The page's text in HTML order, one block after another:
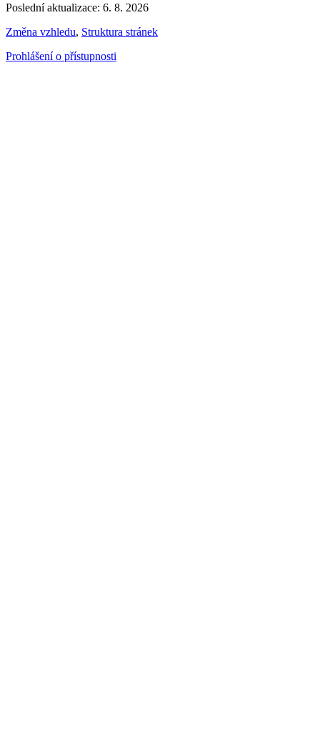
Poslední aktualizace: 6. 8. 2026
Změna vzhledu, Struktura stránek
Prohlášení o přístupnosti